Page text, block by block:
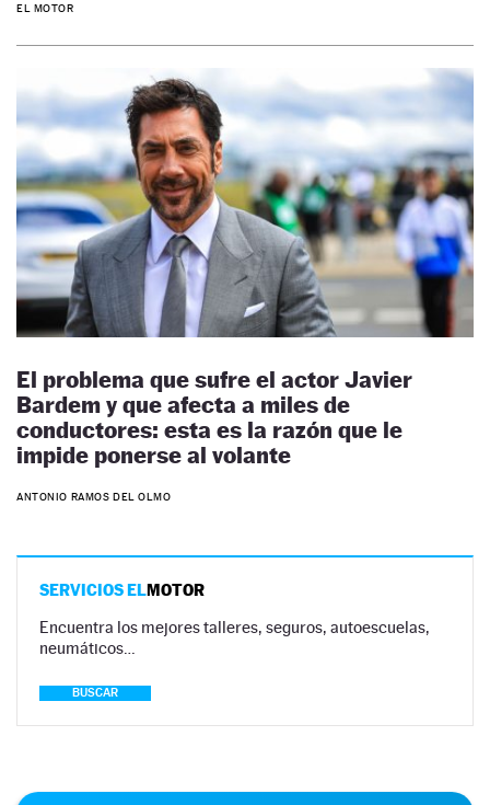
EL MOTOR
El problema que sufre el actor Javier
Bardem y que afecta a miles de
conductores: esta es la razón que le
impide ponerse al volante
ANTONIO RAMOS DEL OLMO
SERVICIOS ELMOTOR
Encuentra los mejores talleres, seguros, autoescuelas,
neumáticos…
BUSCAR